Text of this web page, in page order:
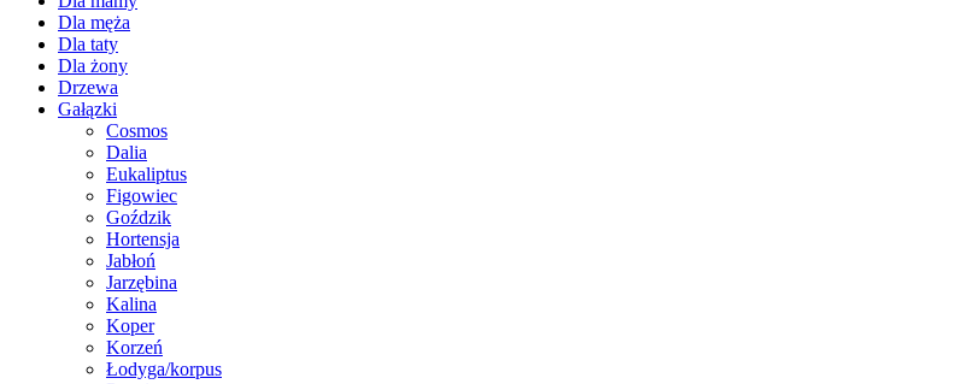
Dla męża
Dla taty
Dla żony
Drzewa
Gałązki
Cosmos
Dalia
Eukaliptus
Figowiec
Goździk
Hortensja
Jabłoń
Jarzębina
Kalina
Koper
Korzeń
Łodyga/korpus